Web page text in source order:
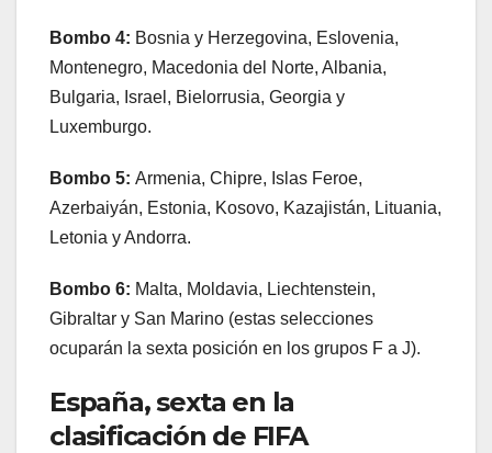
Bombo 4: Bosnia y Herzegovina, Eslovenia,
Montenegro, Macedonia del Norte, Albania,
Bulgaria, Israel, Bielorrusia, Georgia y
Luxemburgo.
Bombo 5: Armenia, Chipre, Islas Feroe,
Azerbaiyán, Estonia, Kosovo, Kazajistán, Lituania,
Letonia y Andorra.
Bombo 6: Malta, Moldavia, Liechtenstein,
Gibraltar y San Marino (estas selecciones
ocuparán la sexta posición en los grupos F a J).
España, sexta en la
clasificación de FIFA